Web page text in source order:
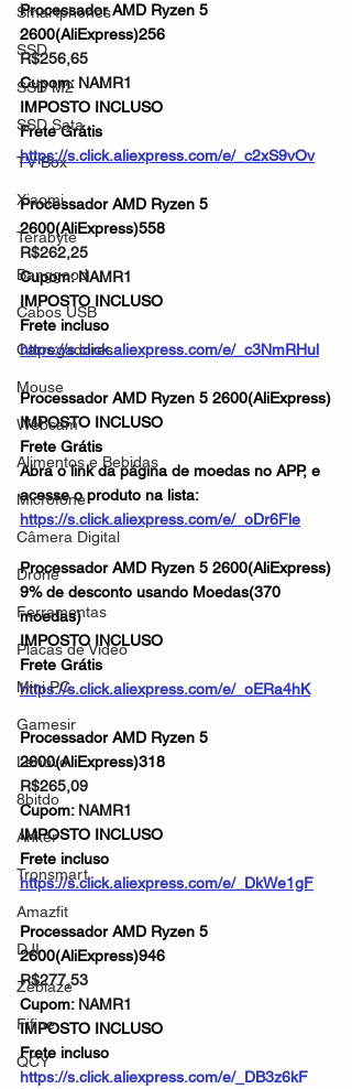
Smartphones
SSD
SSD M2
SSD Sata
TV Box
Xiaomi
Terabyte
Banggood
Cabos USB
Carregadores
Mouse
Webcam
Alimentos e Bebidas
Microfone
Câmera Digital
Drone
Ferramentas
Placas de Vídeo
Mini PC
Gamesir
Lenovo
8bitdo
Anker
Tronsmart
Amazfit
DJI
Zeblaze
Fifine
QCY
Processador AMD Ryzen 5
2600(AliExpress)256
R$256,65
Cupom: NAMR1
IMPOSTO INCLUSO
Frete Grátis
https://s.click.aliexpress.com/e/_c2xS9vOv
Processador AMD Ryzen 5
2600(AliExpress)558
R$262,25
Cupom: NAMR1
IMPOSTO INCLUSO
Frete incluso
https://s.click.aliexpress.com/e/_c3NmRHul
Processador AMD Ryzen 5 2600(AliExpress)
IMPOSTO INCLUSO
Frete Grátis
Abra o link da página de moedas no APP, e
acesse o produto na lista:
https://s.click.aliexpress.com/e/_oDr6Fle
Processador AMD Ryzen 5 2600(AliExpress)
9% de desconto usando Moedas(370
moedas)
IMPOSTO INCLUSO
Frete Grátis
https://s.click.aliexpress.com/e/_oERa4hK
Processador AMD Ryzen 5
2600(AliExpress)318
R$265,09
Cupom: NAMR1
IMPOSTO INCLUSO
Frete incluso
https://s.click.aliexpress.com/e/_DkWe1gF
Processador AMD Ryzen 5
2600(AliExpress)946
R$277,53
Cupom: NAMR1
IMPOSTO INCLUSO
Frete incluso
https://s.click.aliexpress.com/e/_DB3z6kF